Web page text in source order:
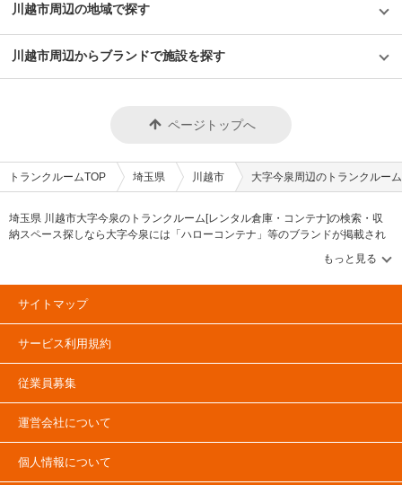
川越市周辺の地域で探す
川越市周辺からブランドで施設を探す
ページトップへ
トランクルームTOP 埼玉県 川越市 大字今泉周辺のトランクルー
埼玉県 川越市大字今泉のトランクルーム[レンタル倉庫・コンテナ]の検索・収
納スペース探しなら大字今泉には「ハローコンテナ」等のブランドが掲載され
ています。借りたい地域から探して、広さ・料金[賃料]・セキュリティ・空調完
備・24時間出し入れ可能などの希望条件で絞込み！豊富な物件数から様々な方
法でご希望の収納スペースを簡単に探せるトランクルーム情報サイトです。大
字今泉で気になるトランクルームを見つけたら、メールか電話でお問合せが可
サイトマップ
サービス利用規約
従業員募集
運営会社について
個人情報について